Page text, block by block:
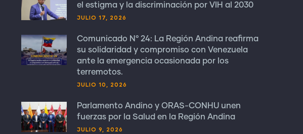
el estigma y la discriminación por VIH al 2030
JULIO 17, 2026
Comunicado N° 24: La Región Andina reafirma
su solidaridad y compromiso con Venezuela
ante la emergencia ocasionada por los
terremotos.
JULIO 10, 2026
Parlamento Andino y ORAS-CONHU unen
fuerzas por la Salud en la Región Andina
JULIO 9, 2026